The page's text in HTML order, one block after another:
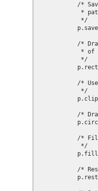
/*
*
             */
/*
* of
             */
/*
             */
/*
/*
             */
/*